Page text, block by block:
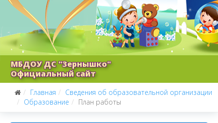
МБДОУ ДС "Зернышко"
Официальный сайт
Главная
Сведения об образовательной организации
Образование
План работы